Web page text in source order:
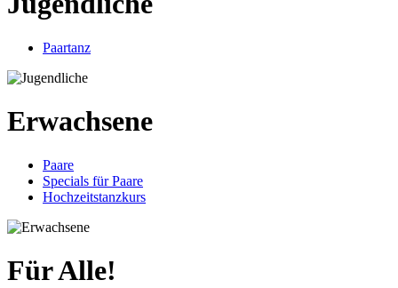
Paartanz
Erwachsene
Paare
Specials für Paare
Hochzeitstanzkurs
Für Alle!